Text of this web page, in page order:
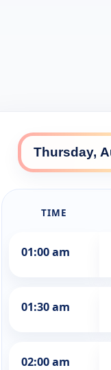
TIME
01:00 am
01:30 am
02:00 am